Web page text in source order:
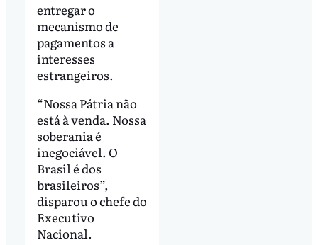
entregar o
mecanismo de
pagamentos a
interesses
estrangeiros.
“Nossa Pátria não
está à venda. Nossa
soberania é
inegociável. O
Brasil é dos
brasileiros”,
disparou o chefe do
Executivo
Nacional.